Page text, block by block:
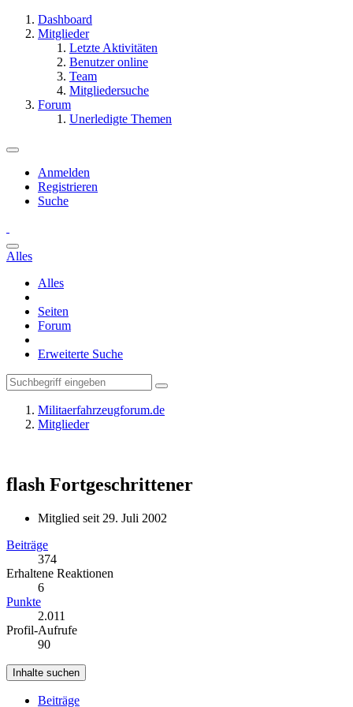
Dashboard
Mitglieder
Letzte Aktivitäten
Benutzer online
Team
Mitgliedersuche
Forum
Unerledigte Themen
Anmelden
Registrieren
Suche
Alles
Alles
Seiten
Forum
Erweiterte Suche
Militaerfahrzeugforum.de
Mitglieder
flash Fortgeschrittener
Mitglied seit 29. Juli 2002
Beiträge
374
Erhaltene Reaktionen
6
Punkte
2.011
Profil-Aufrufe
90
Inhalte suchen
Beiträge